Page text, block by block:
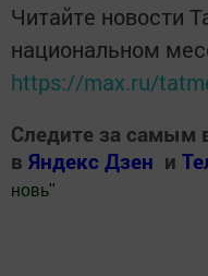
Читайте новости
национальном
https://max.ru/
Следите за
в Яндекс Дзен и
новь"